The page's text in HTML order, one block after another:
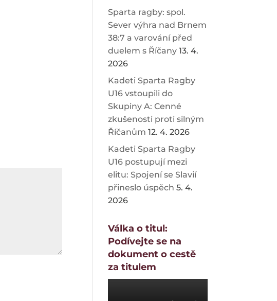
Sparta ragby: spol.
Sever výhra nad Brnem
38:7 a varování před
duelem s Říčany 13. 4.
2026
Kadeti Sparta Ragby
U16 vstoupili do
Skupiny A: Cenné
zkušenosti proti silným
Říčanům 12. 4. 2026
Kadeti Sparta Ragby
U16 postupují mezi
elitu: Spojení se Slavií
přineslo úspěch 5. 4.
2026
Válka o titul:
Podívejte se na
dokument o cestě
za titulem